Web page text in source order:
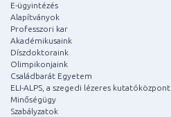
E-ügyintézés
Alapítványok
Professzori kar
Akadémikusaink
Díszdoktoraink
Olimpikonjaink
Családbarát Egyetem
ELI-ALPS, a szegedi lézeres kutatóközpont
Minőségügy
Szabályzatok